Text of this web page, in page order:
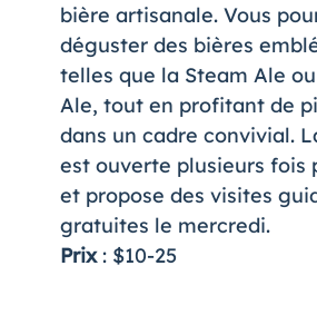
bière artisanale. Vous
déguster des bières
telles que la Steam Ale
Ale, tout en profitant de
dans un cadre convivial.
est ouverte plusieurs fois
et propose des visites
gratuites le mercredi​.
Prix: $10-25